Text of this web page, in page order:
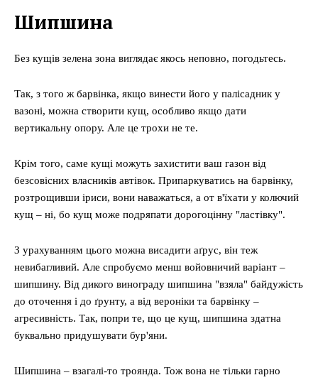
Політика
Технології
Шипшина
Без кущів зелена зона виглядає якось неповно, погодьтесь.
Так, з того ж барвінка, якщо винести його у палісадник у
вазоні, можна створити кущ, особливо якщо дати
вертикальну опору. Але це трохи не те.
Крім того, саме кущі можуть захистити ваш газон від
безсовісних власників автівок. Припаркуватись на барвінку,
розтрощивши іриси, вони наважаться, а от в'їхати у колючий
кущ – ні, бо кущ може подряпати дорогоцінну "ластівку".
З урахуванням цього можна висадити аґрус, він теж
невибагливий. Але спробуємо менш войовничий варіант –
шипшину. Від дикого винограду шипшина "взяла" байдужість
до оточення і до ґрунту, а від вероніки та барвінку –
агресивність. Так, попри те, що це кущ, шипшина здатна
буквально придушувати бур'яни.
Шипшина – взагалі-то троянда. Тож вона не тільки гарно